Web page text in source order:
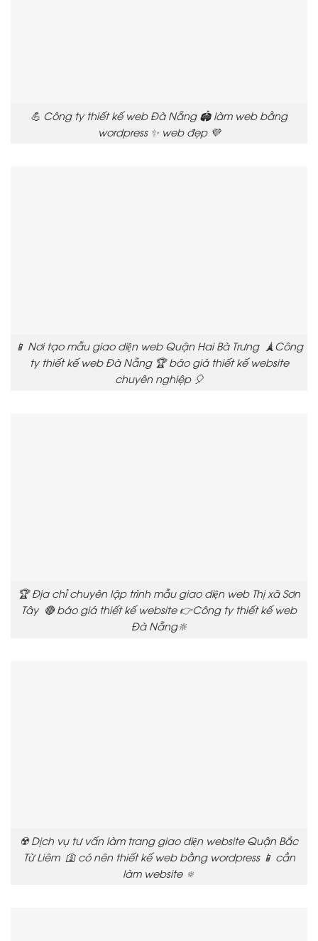
💪 Công ty thiết kế web Đà Nẵng 🏟️ làm web bằng
wordpress ✨ web đẹp 💜
📱 Nơi tạo mẫu giao diện web Quận Hai Bà Trưng 🗼Công
ty thiết kế web Đà Nẵng 🏆 báo giá thiết kế website
chuyên nghiệp 🎈
🏆 Địa chỉ chuyên lập trình mẫu giao diện web Thị xã Sơn
Tây 🔴 báo giá thiết kế website 👉Công ty thiết kế web
Đà Nẵng🔆
☢️ Dịch vụ tư vấn làm trang giao diện website Quận Bắc
Từ Liêm 🛐 có nên thiết kế web bằng wordpress 📱 cần
làm website 🔅